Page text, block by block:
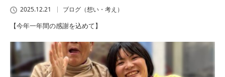
2025.12.21 ブログ（想い・考え）
【今年一年間の感謝を込めて】